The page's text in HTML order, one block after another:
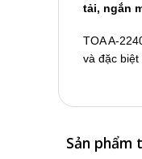
tải, ngắn
TOA A-
và đặc
Sản